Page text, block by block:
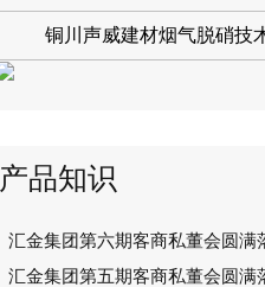
枣庄市沃丰烟气脱硝技术
产品知识
汇金集团第六期客商私董会圆满
汇金集团第五期客商私董会圆满